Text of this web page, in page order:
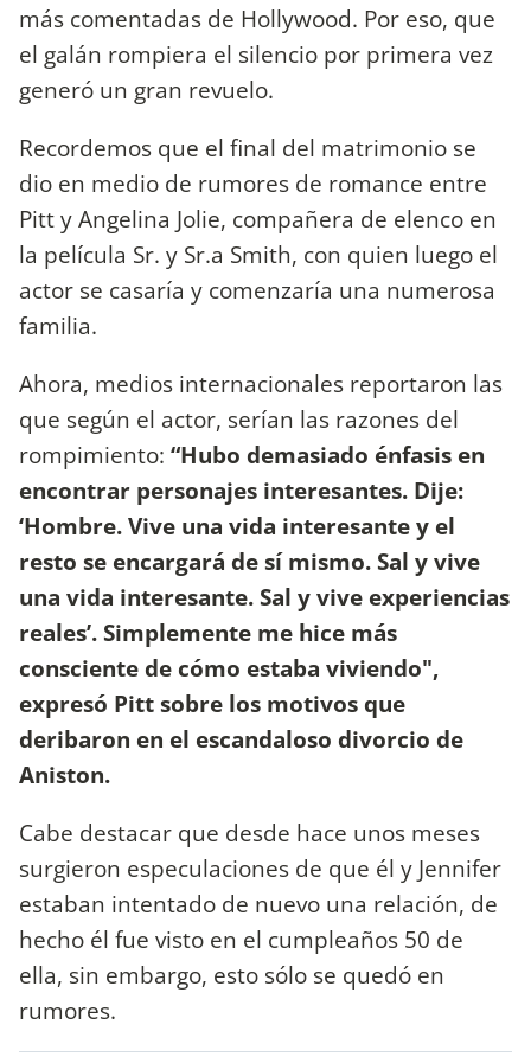
más comentadas de Hollywood. Por eso, que
el galán rompiera el silencio por primera vez
generó un gran revuelo.
Recordemos que el final del matrimonio se
dio en medio de rumores de romance entre
Pitt y Angelina Jolie, compañera de elenco en
la película Sr. y Sr.a Smith, con quien luego el
actor se casaría y comenzaría una numerosa
familia.
Ahora, medios internacionales reportaron las
que según el actor, serían las razones del
rompimiento: “Hubo demasiado énfasis en
encontrar personajes interesantes. Dije:
‘Hombre. Vive una vida interesante y el
resto se encargará de sí mismo. Sal y vive
una vida interesante. Sal y vive experiencias
reales’. Simplemente me hice más
consciente de cómo estaba viviendo",
expresó Pitt sobre los motivos que
deribaron en el escandaloso divorcio de
Aniston.
Cabe destacar que desde hace unos meses
surgieron especulaciones de que él y Jennifer
estaban intentado de nuevo una relación, de
hecho él fue visto en el cumpleaños 50 de
ella, sin embargo, esto sólo se quedó en
rumores.